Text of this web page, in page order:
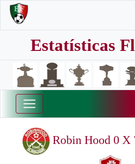
Estatísticas
Robin Hood 0 X